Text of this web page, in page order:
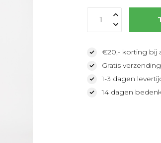
€20,- korting bij
Gratis
1-3 dagen
14 dagen